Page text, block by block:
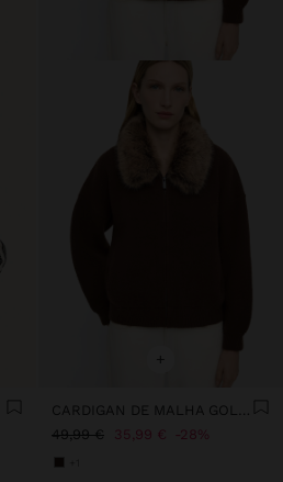
+
CARDIGAN DE MALHA GOLA EFEITO PELO
49,99 €
35,99 € 28%